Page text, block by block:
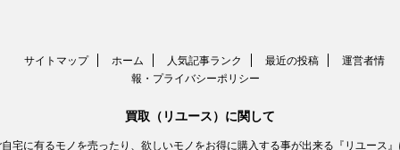
サイトマップ ホーム 人気記事ランク 最近の投稿
運営者情
報・プライバシーポリシー
買取（リユース）に関して
宅に有るモノを売ったり、欲しいモノをお得に購入する事が出来る『リユース